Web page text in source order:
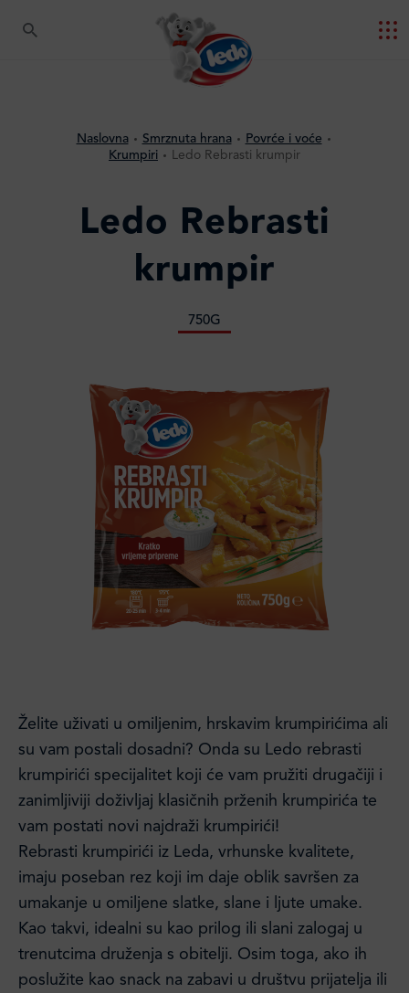
Naslovna Smrznuta hrana
Povrće i voće
Krumpiri
Ledo Rebrasti krumpir
Ledo Rebrasti
krumpir
750G
Želite uživati u omiljenim, hrskavim krumpirićima ali
su vam postali dosadni? Onda su Ledo rebrasti
krumpirići specijalitet koji će vam pružiti drugačiji i
zanimljiviji doživljaj klasičnih prženih krumpirića te
vam postati novi najdraži krumpirići!
Rebrasti krumpirići iz Leda, vrhunske kvalitete,
imaju poseban rez koji im daje oblik savršen za
umakanje u omiljene slatke, slane i ljute umake.
Kao takvi, idealni su kao prilog ili slani zalogaj u
trenutcima druženja s obitelji. Osim toga, ako ih
poslužite kao snack na zabavi u društvu prijatelja ili